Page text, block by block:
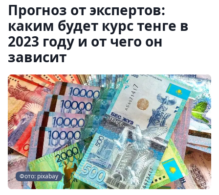
Прогноз от экспертов:
каким будет курс тенге в
2023 году и от чего он
зависит
Фото: pixabay